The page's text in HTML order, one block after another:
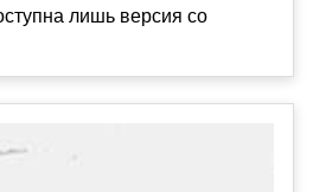
лишь версия со